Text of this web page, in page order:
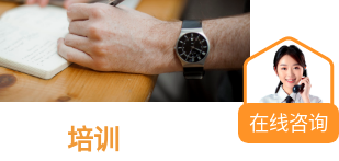
培训
在线咨询